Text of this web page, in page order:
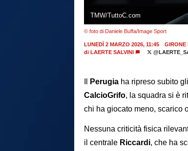
TMW/TuttoC.com
© foto di Daniele Buffa/Image Sport
LUNEDÌ 2 MARZO 2026, 11:45
GIRONE
di LAERTE SALVINI
Perugia ha ripreso subito
CalcioGrifo, la squadra si è
chi ha giocato meno, scarico
Nessuna criticità fisica
il centrale Riccardi, che ha